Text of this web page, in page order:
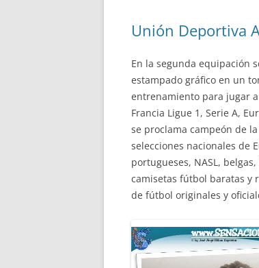
Unión Deportiva
En la segunda equipación
estampado gráfico en un
entrenamiento para jugar a
Francia Ligue 1, Serie A,
se proclama campeón de
selecciones nacionales de
portugueses, NASL,
camisetas fútbol baratas y
de fútbol originales y